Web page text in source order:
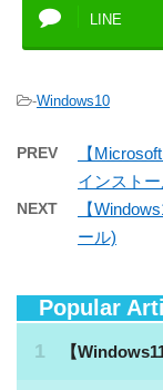
LINE
-Windows10
PREV
【
インスト
NEXT
【
ール)
Popular